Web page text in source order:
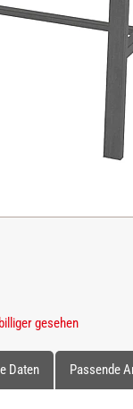
gesehen
Daten Passende